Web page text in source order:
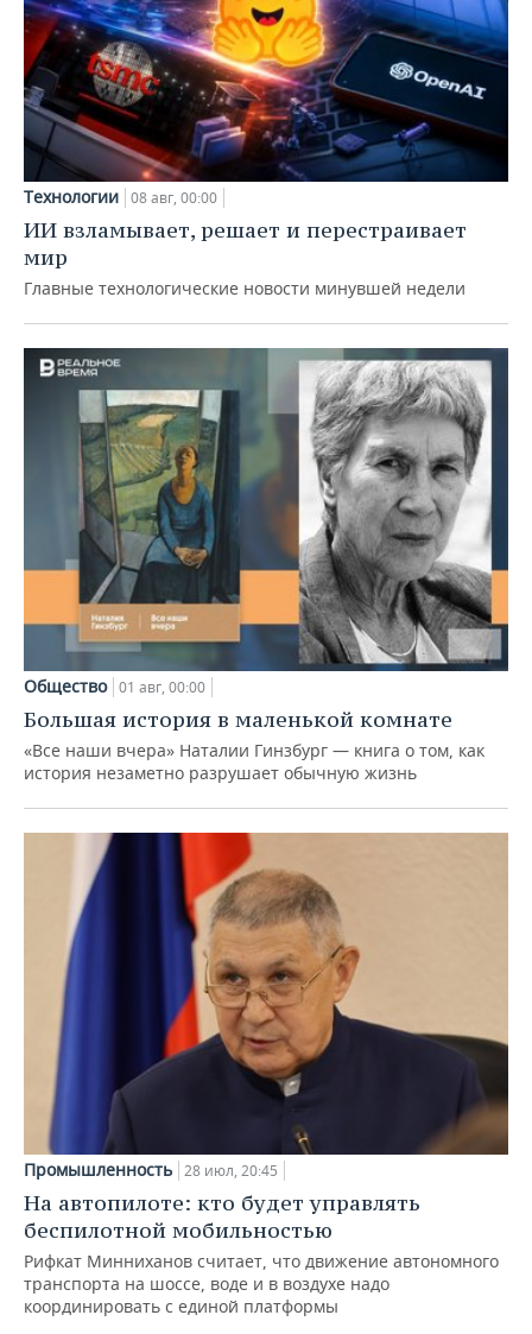
Технологии 08 авг, 00:00
ИИ взламывает, решает и перестраивает
мир
Главные технологические новости минувшей недели
Общество 01 авг, 00:00
Большая история в маленькой комнате
«Все наши вчера» Наталии Гинзбург — книга о том, как
история незаметно разрушает обычную жизнь
Промышленность 28 июл, 20:45
На автопилоте: кто будет управлять
беспилотной мобильностью
Рифкат Минниханов считает, что движение автономного
транспорта на шоссе, воде и в воздухе надо
координировать с единой платформы